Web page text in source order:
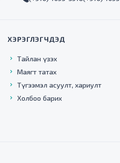
ХЭРЭГЛЭГЧДЭД
Тайлан үзэх
Маягт татах
Түгээмэл асуулт, хариулт
Холбоо барих